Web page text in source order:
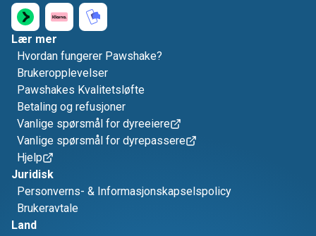
Lær mer
Hvordan fungerer Pawshake?
Brukeropplevelser
Pawshakes Kvalitetsløfte
Betaling og refusjoner
Vanlige spørsmål for dyreeiere
Vanlige spørsmål for dyrepassere
Hjelp
Juridisk
Personverns- & Informasjonskapselspolicy
Brukeravtale
Land